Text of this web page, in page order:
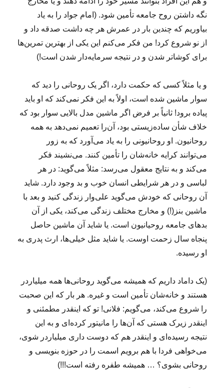
نگه داشتن روح جامعه تأمین شود. (امام جواد را به یاد
بیاوریم که چندین بار در عمرش هر چه داشت صدقه داد و
از نو شروع کرد! من فکر می‌کنم این یکی از بهترین تمرین‌ها
برای کوشاتر شدن و در نتیجه سرمایه‌دار شدن است!)
و یا مثلاً کسی که حکمت دارد، اگر یک روحانی را دید که
سوار ماشین شده است، اولاً به این فکر نمی‌کند که او باید
پیاده برود! ثانیاً بر فرض اگر ماشین مدل بالایی سوار بود که
خلاف شأن ساده‌زیستی بود، آن‌را تعمیم نمی‌دهد به همه
روحانیون. او روحانیونی را به یاد می‌آورد که به زور
می‌توانند کرایه خانه‌شان را تأمین کنند. می‌نشیند فکر
می‌کند و به نتایج معقول می‌رسد: مثلاً می‌گوید: در هر
لباسی و در هر شرایطی انسان خوب و بد وجود دارد. شاید
آن روحانی که خودش می‌گوید علی‌وار زندگی کنید و بعد با
ماشین بنز(!) و مخارج مختلف زندگی می‌کند، یکی از آن
بدهای جامعه روحیانیون است. یا شاید آن ماشین حاصل
پنجاه سال زحمت اوست. یا شاید مثل خیلی‌ها، ارث پدری به
او رسیده.
(یک داماد داریم که همیشه می‌گوید روحانی‌ها همه میلیاردر
هستند و خانه‌شان تأمین است و غیره. هر بار که این صحبت
را شروع می‌کند، می‌گویم: فلانی! تو که اینقدر مطمئنی و
اینقدر زیرک هستی که آن‌ها را مانیتور کرده‌ای و به این
نتیجه رسیده‌ای و اینقدر هم که دوست داری میلیاردر شوی،
می‌خواهی فردا با هم برویم اسمت را در حوزه بنویسی و
روحانی بشوی؟ … همیشه طفره رفته است!!!)